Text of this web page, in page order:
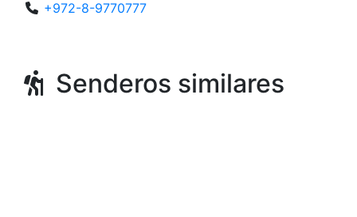
+972-8-9770777
Senderos similares